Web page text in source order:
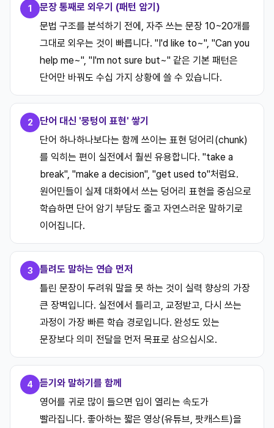
1
문장 통째로 외우기 (패턴 암기)
문법 구조를 분석하기 전에, 자주 쓰는 문장 10~20개를
그대로 외우는 것이 빠릅니다. "I'd like to~", "Can you
help me~", "I'm not sure but~" 같은 기본 패턴은
단어만 바꿔도 수십 가지 상황에 쓸 수 있습니다.
2
단어 대신 '뭉텅이 표현' 쌓기
단어 하나하나보다는 함께 쓰이는 표현 덩어리(chunk)
를 익히는 편이 실전에서 훨씬 유용합니다. "take a
break", "make a decision", "get used to"처럼요.
원어민들이 실제 대화에서 쓰는 덩어리 표현을 중심으로
학습하면 단어 암기 부담도 줄고 자연스러운 말하기로
이어집니다.
3
틀려도 말하는 연습 먼저
틀린 문장이 두려워 말을 못 하는 것이 실력 향상의 가장
큰 장벽입니다. 실전에서 틀리고, 교정받고, 다시 쓰는
과정이 가장 빠른 학습 경로입니다. 완성도 있는
문장보다 의미 전달을 먼저 목표로 삼으십시오.
4
듣기와 말하기를 함께
영어를 귀로 많이 들으면 입이 열리는 속도가
빨라집니다. 좋아하는 짧은 영상(유튜브, 팟캐스트)을